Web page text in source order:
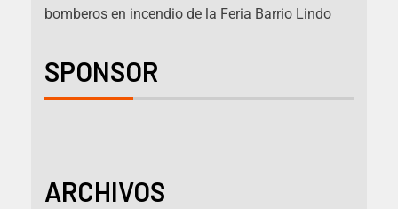
bomberos en incendio de la Feria Barrio Lindo
SPONSOR
ARCHIVOS